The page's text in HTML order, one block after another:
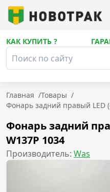
КАК КУПИТЬ ?
Главная /Товары /
Фонарь задний правый LED
Фонарь задний
W137P 1034
Производитель: Was